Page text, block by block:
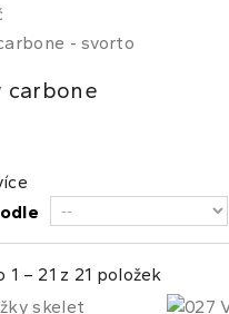
carbone
1 – 21 z 21 položek